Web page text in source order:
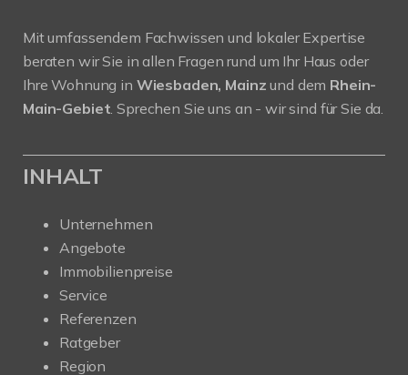
Mit umfassendem Fachwissen und lokaler Expertise
beraten wir Sie in allen Fragen rund um Ihr Haus oder
Ihre Wohnung in Wiesbaden, Mainzund dem Rhein-
Main-Gebiet. Sprechen Sie uns an - wir sind für Sie da.
INHALT
Unternehmen
Angebote
Immobilienpreise
Service
Referenzen
Ratgeber
Region